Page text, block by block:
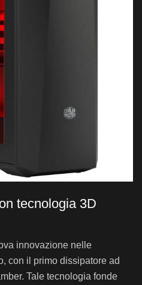
tecnologia 3D
innovazione nelle
con il primo dissipatore ad
Tale tecnologia fonde